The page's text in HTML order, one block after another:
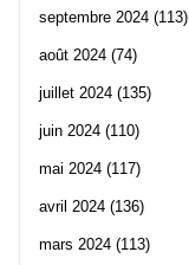
septembre 2024 (113)
août 2024 (74)
juillet 2024 (135)
juin 2024 (110)
mai 2024 (117)
avril 2024 (136)
mars 2024 (113)